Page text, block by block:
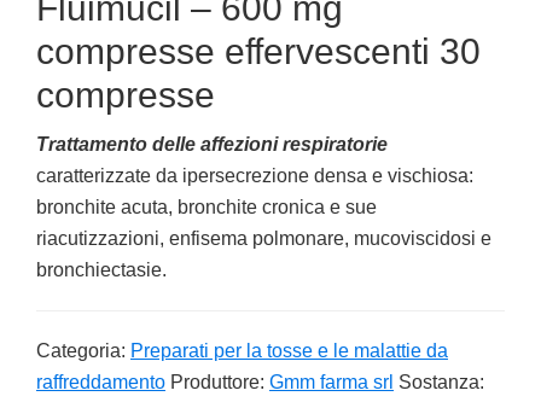
compresse effervescenti 30
compresse
Trattamento delle affezioni respiratorie
caratterizzate da ipersecrezione densa e vischiosa:
bronchite acuta, bronchite cronica e sue
riacutizzazioni, enfisema polmonare, mucoviscidosi e
bronchiectasie.
Categoria: Preparati per la tosse e le malattie da
raffreddamento Produttore: Gmm farma srl Sostanza: